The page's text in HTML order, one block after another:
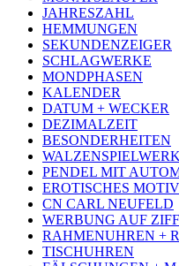
JAHRESZAHL
HEMMUNGEN
SEKUNDENZEIGER
SCHLAGWERKE
MONDPHASEN
KALENDER
DATUM + WECKER
DEZIMALZEIT
BESONDERHEITEN
WALZENSPIELWERK
PENDEL MIT
EROTISCHES
CN CARL NEUFELD
WERBUNG AUF
RAHMENUHREN +
TISCHUHREN